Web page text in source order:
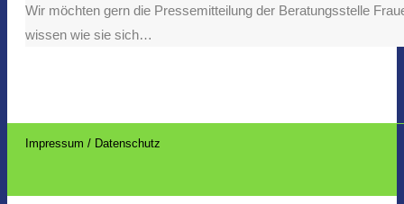
Wir möchten gern die Pressemitteilung der Beratungsstelle
wissen wie sie sich…
Impressum / Datenschutz